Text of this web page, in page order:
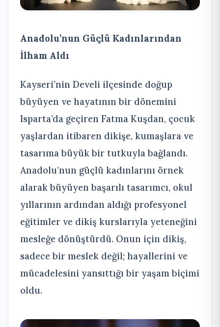
Anadolu’nun Güçlü Kadınlarından
İlham Aldı
Kayseri’nin Develi ilçesinde doğup
büyüyen ve hayatının bir dönemini
Isparta’da geçiren Fatma Kuşdan, çocuk
yaşlardan itibaren dikişe, kumaşlara ve
tasarıma büyük bir tutkuyla bağlandı.
Anadolu’nun güçlü kadınlarını örnek
alarak büyüyen başarılı tasarımcı, okul
yıllarının ardından aldığı profesyonel
eğitimler ve dikiş kurslarıyla yeteneğini
mesleğe dönüştürdü. Onun için dikiş,
sadece bir meslek değil; hayallerini ve
mücadelesini yansıttığı bir yaşam biçimi
oldu.